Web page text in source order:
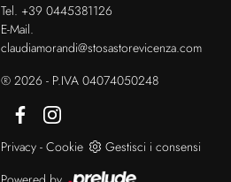
Tel. +39 0445381126
E-Mail.
claudiamorandi@stosastorevicenza.com
® 2026 - P.IVA 04074050248
Privacy - Cookie
Gestisci i consensi